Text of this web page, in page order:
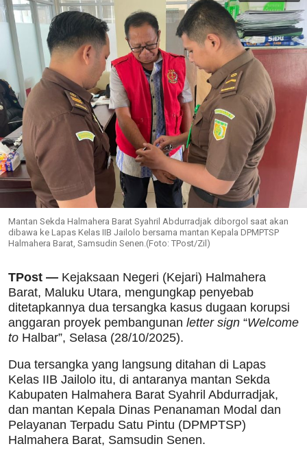
Mantan Sekda Halmahera Barat Syahril Abdurradjak diborgol saat akan
dibawa ke Lapas Kelas IIB Jailolo bersama mantan Kepala DPMPTSP
Halmahera Barat, Samsudin Senen.(Foto: TPost/Zil)
TPost — Kejaksaan Negeri (Kejari) Halmahera
Barat, Maluku Utara, mengungkap penyebab
ditetapkannya dua tersangka kasus dugaan korupsi
anggaran proyek pembangunan letter sign “Welcome
to Halbar”, Selasa (28/10/2025).
Dua tersangka yang langsung ditahan di Lapas
Kelas IIB Jailolo itu, di antaranya mantan Sekda
Kabupaten Halmahera Barat Syahril Abdurradjak,
dan mantan Kepala Dinas Penanaman Modal dan
Pelayanan Terpadu Satu Pintu (DPMPTSP)
Halmahera Barat, Samsudin Senen.